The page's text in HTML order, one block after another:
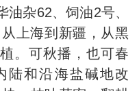
杂62、饲油2号、
上海到新疆，从黑
。可秋播，也可春
陆和沿海盐碱地改